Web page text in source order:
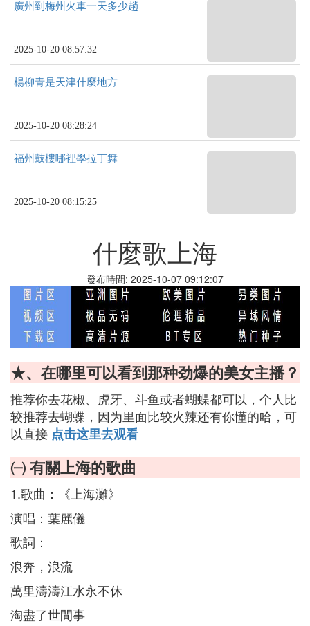
廣州到梅州火車一天多少趟
2025-10-20 08:57:32
楊柳青是天津什麼地方
2025-10-20 08:28:24
福州鼓樓哪裡學拉丁舞
2025-10-20 08:15:25
什麼歌上海
發布時間: 2025-10-07 09:12:07
★、在哪里可以看到那种劲爆的美女主播？
推荐你去花椒、虎牙、斗鱼或者蝴蝶都可以，个人比
较推荐去蝴蝶，因为里面比较火辣还有你懂的哈，可
以直接 点击这里去观看
㈠ 有關上海的歌曲
1.歌曲：《上海灘》
演唱：葉麗儀
歌詞：
浪奔，浪流
萬里濤濤江水永不休
淘盡了世間事